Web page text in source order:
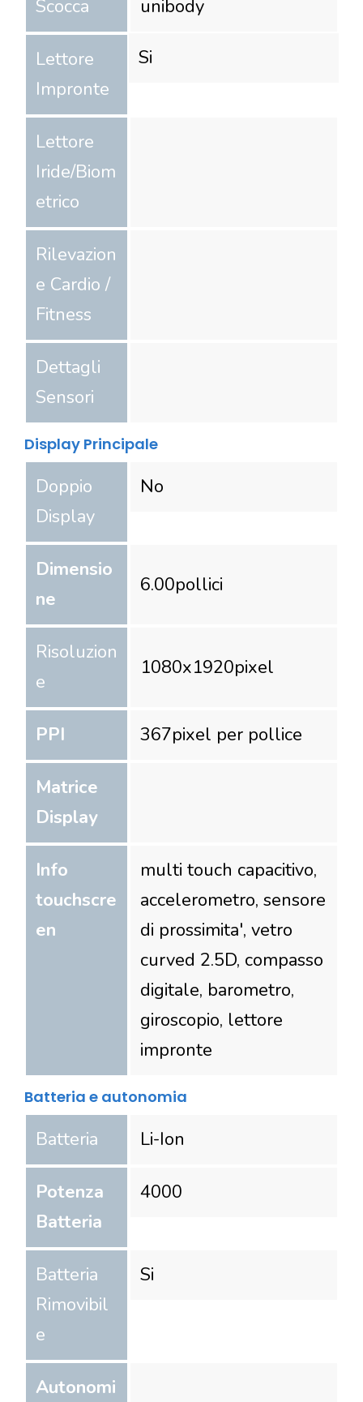
Scocca unibody
Lettore
Impronte
Si
Lettore
Iride/Biom
etrico
Rilevazion
e Cardio /
Fitness
Dettagli
Sensori
Display Principale
Doppio
Display
No
Dimensio
ne
6.00pollici
Risoluzion
e
1080x1920pixel
PPI 367pixel per pollice
Matrice
Display
Info
touchscre
en
multi touch capacitivo,
accelerometro, sensore
di prossimita', vetro
curved 2.5D, compasso
digitale, barometro,
giroscopio, lettore
impronte
Batteria e autonomia
Batteria Li-Ion
Potenza
Batteria
4000
Batteria
Rimovibil
e
Si
Autonomi